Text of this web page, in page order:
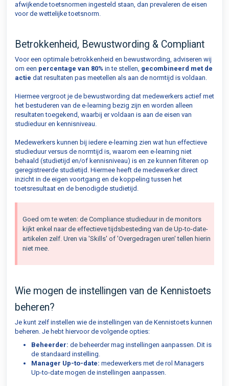
afwijkende toetsnormen ingesteld staan, dan prevaleren de eisen
voor de wettelijke toetsnorm.
Betrokkenheid, Bewustwording & Compliant
Voor een optimale betrokkenheid en bewustwording, adviseren wij
om een percentage van 80% in te stellen, gecombineerd met de
actie dat resultaten pas meetellen als aan de normtijd is voldaan.
Hiermee vergroot je de bewustwording dat medewerkers actief met
het bestuderen van de e-learning bezig zijn en worden alleen
resultaten toegekend, waarbij er voldaan is aan de eisen van
studieduur en kennisniveau.
Medewerkers kunnen bij iedere e-learning zien wat hun effectieve
studieduur versus de normtijd is, waarom een e-learning niet
behaald (studietijd en/of kennisniveau) is en ze kunnen filteren op
geregistreerde studietijd. Hiermee heeft de medewerker direct
inzicht in de eigen voortgang en de koppeling tussen het
toetsresultaat en de benodigde studietijd.
Goed om te weten: de Compliance studieduur in de monitors
kijkt enkel naar de effectieve tijdsbesteding van de Up-to-date-
artikelen zelf. Uren via 'Skills' of 'Overgedragen uren' tellen hierin
niet mee.
Wie mogen de instellingen van de Kennistoets
beheren?
Je kunt zelf instellen wie de instellingen van de Kennistoets kunnen
beheren. Je hebt hiervoor de volgende opties:
Beheerder: de beheerder mag instellingen aanpassen. Dit is
de standaard instelling.
Manager Up-to-date: medewerkers met de rol Managers
Up-to-date mogen de instellingen aanpassen.